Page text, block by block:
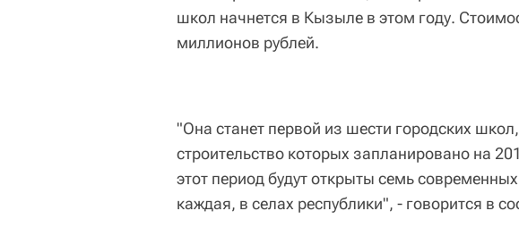
школ начнется в Кызыле в этом году.
миллионов рублей.
"Она станет первой из шести городских
строительство которых запланировано на
этот период будут открыты семь
каждая, в селах республики", - говорится в